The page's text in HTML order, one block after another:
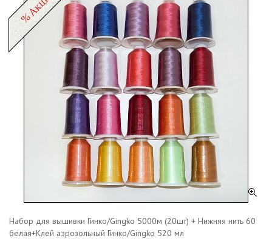
Набор для вышивки Гинко/Gingko 5000м (20шт) + Нижняя нить 60
белая+Клей аэрозольный Гинко/Gingko 520 мл